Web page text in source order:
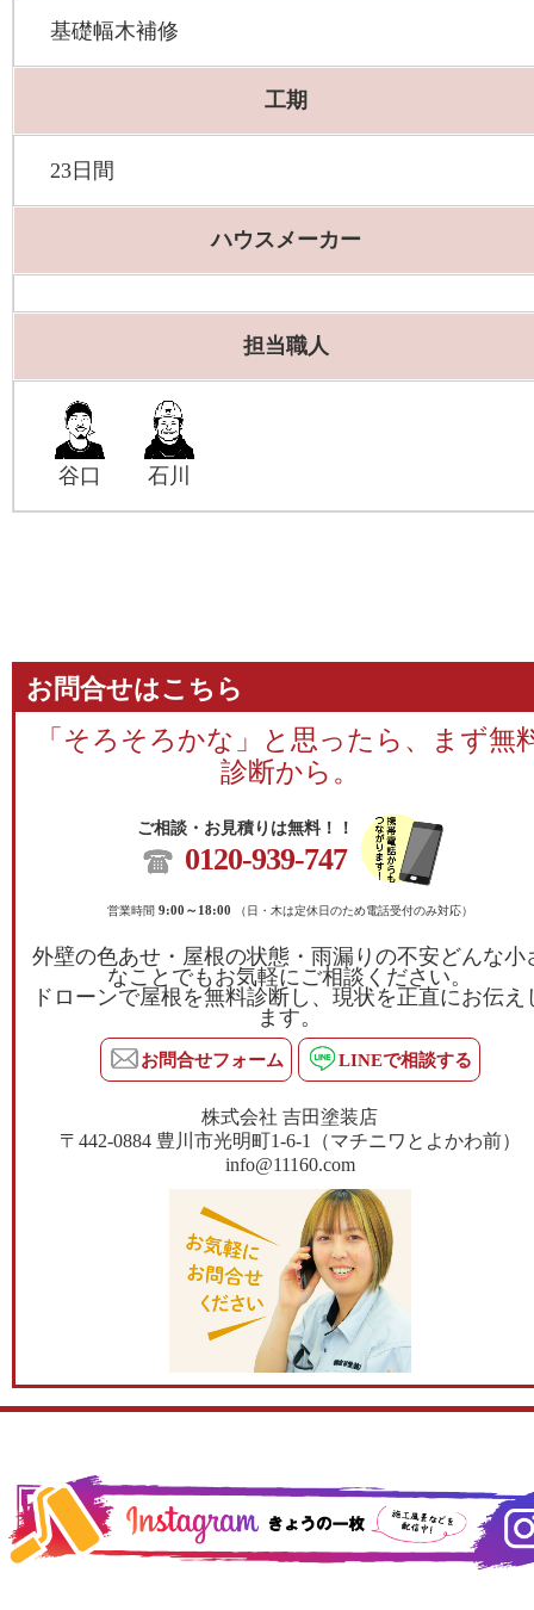
基礎幅木補修
工期
23日間
ハウスメーカー
担当職人
谷口 石川
お問合せはこちら
「そろそろかな」と思ったら、まず無
診断から。
ご相談・お見積りは無料！！
0120-939-747
営業時間 9:00～18:00 （日・木は定休日のため電話受付のみ対応）
外壁の色あせ・屋根の状態・雨漏りの不安どんな小
なことでもお気軽にご相談ください。
ドローンで屋根を無料診断し、現状を正直にお伝え
ます。
お問合せフォーム LINEで相談する
株式会社 吉田塗装店
〒442-0884 豊川市光明町1-6-1（マチニワとよかわ前）
info@11160.com